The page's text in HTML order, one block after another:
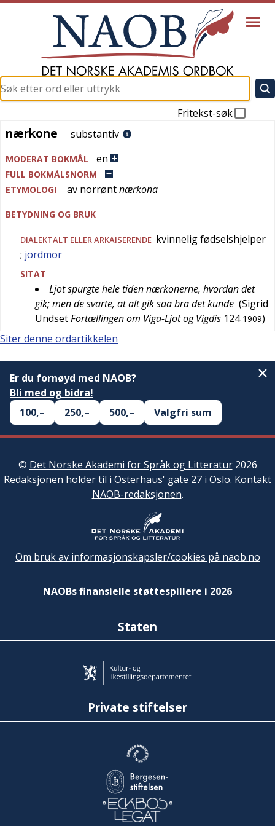
Fritekst-søk
nærkone
nærkone substantiv
MODERAT BOKMÅL en
FULL BOKMÅLSNORM
ETYMOLOGI
av norrøntnærkona
BETYDNING OG BRUK
DIALEKTALT ELLERARKAISERENDE kvinnelig fødselshjelper
; jordmor
SITAT
Ljot spurgte hele tiden nærkonerne, hvordan det
gik; men de svarte, at alt gik saa bra det kunde (Sigrid
UndsetFortællingen om Viga-Ljot og Vigdis 124 1909)
Siter denne ordartikkelen
Er du fornøyd med NAOB?
Bli med og bidra!
100,–
250,– 500,– Valgfri sum
© Det Norske Akademi for Språk og Litteratur2026
Redaksjonen holder til i Osterhaus' gate 27 i Oslo. Kontakt
NAOB-redaksjonen.
Om bruk av informasjonskapsler/cookies på naob.no
NAOBs finansielle støttespillere i 2026
Staten
Private stiftelser